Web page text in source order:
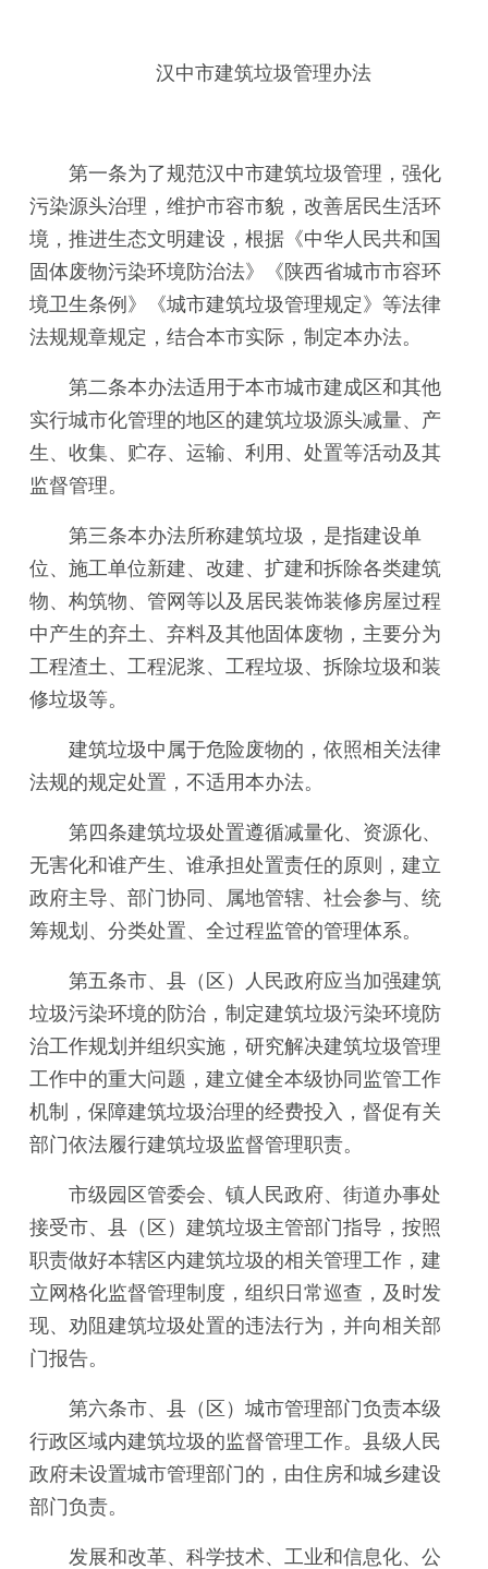
汉中市建筑垃圾管理办法
第一条为了规范汉中市建筑垃圾管理，强化
污染源头治理，维护市容市貌，改善居民生活环
境，推进生态文明建设，根据《中华人民共和国
固体废物污染环境防治法》《陕西省城市市容环
境卫生条例》《城市建筑垃圾管理规定》等法律
法规规章规定，结合本市实际，制定本办法。
第二条本办法适用于本市城市建成区和其他
实行城市化管理的地区的建筑垃圾源头减量、产
生、收集、贮存、运输、利用、处置等活动及其
监督管理。
第三条本办法所称建筑垃圾，是指建设单
位、施工单位新建、改建、扩建和拆除各类建筑
物、构筑物、管网等以及居民装饰装修房屋过程
中产生的弃土、弃料及其他固体废物，主要分为
工程渣土、工程泥浆、工程垃圾、拆除垃圾和装
修垃圾等。
建筑垃圾中属于危险废物的，依照相关法律
法规的规定处置，不适用本办法。
第四条建筑垃圾处置遵循减量化、资源化、
无害化和谁产生、谁承担处置责任的原则，建立
政府主导、部门协同、属地管辖、社会参与、统
筹规划、分类处置、全过程监管的管理体系。
第五条市、县（区）人民政府应当加强建筑
垃圾污染环境的防治，制定建筑垃圾污染环境防
治工作规划并组织实施，研究解决建筑垃圾管理
工作中的重大问题，建立健全本级协同监管工作
机制，保障建筑垃圾治理的经费投入，督促有关
部门依法履行建筑垃圾监督管理职责。
市级园区管委会、镇人民政府、街道办事处
接受市、县（区）建筑垃圾主管部门指导，按照
职责做好本辖区内建筑垃圾的相关管理工作，建
立网格化监督管理制度，组织日常巡查，及时发
现、劝阻建筑垃圾处置的违法行为，并向相关部
门报告。
第六条市、县（区）城市管理部门负责本级
行政区域内建筑垃圾的监督管理工作。县级人民
政府未设置城市管理部门的，由住房和城乡建设
部门负责。
发展和改革、科学技术、工业和信息化、公